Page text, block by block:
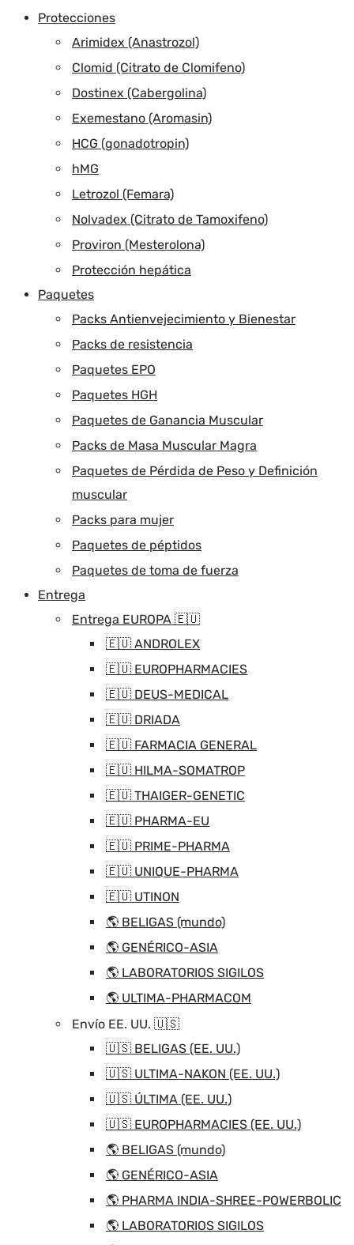
Protecciones
Arimidex (Anastrozol)
Clomid (Citrato de Clomifeno)
Dostinex (Cabergolina)
Exemestano (Aromasin)
HCG (gonadotropin)
hMG
Letrozol (Femara)
Nolvadex (Citrato de Tamoxifeno)
Proviron (Mesterolona)
Protección hepática
Paquetes
Packs Antienvejecimiento y Bienestar
Packs de resistencia
Paquetes EPO
Paquetes HGH
Paquetes de Ganancia Muscular
Packs de Masa Muscular Magra
Paquetes de Pérdida de Peso y Definición
muscular
Packs para mujer
Paquetes de péptidos
Paquetes de toma de fuerza
Entrega
Entrega EUROPA 🇪🇺
🇪🇺 ANDROLEX
🇪🇺 EUROPHARMACIES
🇪🇺 DEUS-MEDICAL
🇪🇺 DRIADA
🇪🇺 FARMACIA GENERAL
🇪🇺 HILMA-SOMATROP
🇪🇺 THAIGER-GENETIC
🇪🇺 PHARMA-EU
🇪🇺 PRIME-PHARMA
🇪🇺 UNIQUE-PHARMA
🇪🇺 UTINON
🌎 BELIGAS (mundo)
🌎 GENÉRICO-ASIA
🌎 LABORATORIOS SIGILOS
🌎 ULTIMA-PHARMACOM
Envío EE. UU. 🇺🇸
🇺🇸 BELIGAS (EE. UU.)
🇺🇸 ULTIMA-NAKON (EE. UU.)
🇺🇸 ÚLTIMA (EE. UU.)
🇺🇸 EUROPHARMACIES (EE. UU.)
🌎 BELIGAS (mundo)
🌎 GENÉRICO-ASIA
🌎 PHARMA INDIA-SHREE-POWERBOLIC
🌎 LABORATORIOS SIGILOS